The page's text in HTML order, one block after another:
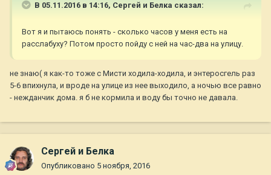
В 05.11.2016 в 14:16, Сергей и Белка сказал:
Вот я и пытаюсь понять - сколько часов у меня есть на
расслабуху? Потом просто пойду с ней на час-два на улицу.
не знаю( я как-то тоже с Мисти ходила-ходила, и энтеросгель раз
5-6 впихнула, и вроде на улице из нее выходило, а ночью все равно
- нежданчик дома. я б не кормила и воду бы точно не давала.
Сергей и Белка
Опубликовано 5 ноября, 2016